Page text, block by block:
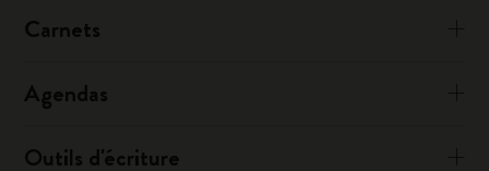
Carnets
Agendas
Outils d'écriture